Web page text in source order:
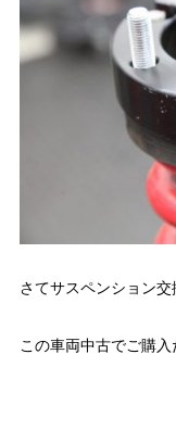
さてサスペンション交
この車両中古でご購入